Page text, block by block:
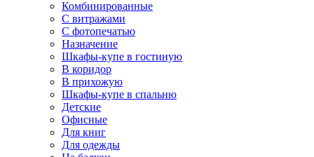
Комбинированные
С витражами
С фотопечатью
Назначение
Шкафы-купе в гостиную
В коридор
В прихожую
Шкафы-купе в спальню
Детские
Офисные
Для книг
Для одежды